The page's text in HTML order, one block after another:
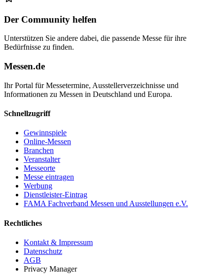
Der Community helfen
Unterstützen Sie andere dabei, die passende Messe für ihre
Bedürfnisse zu finden.
Messen.de
Ihr Portal für Messetermine, Ausstellerverzeichnisse und
Informationen zu Messen in Deutschland und Europa.
Schnellzugriff
Gewinnspiele
Online-Messen
Branchen
Veranstalter
Messeorte
Messe eintragen
Werbung
Dienstleister-Eintrag
FAMA Fachverband Messen und Ausstellungen e.V.
Rechtliches
Kontakt & Impressum
Datenschutz
AGB
Privacy Manager